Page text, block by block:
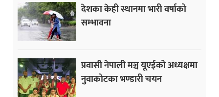
देशका केही स्थानमा भारी वर्षाको
सम्भावना
प्रवासी नेपाली मञ्च यूएईको अध्यक्षमा
नुवाकोटका भण्डारी चयन